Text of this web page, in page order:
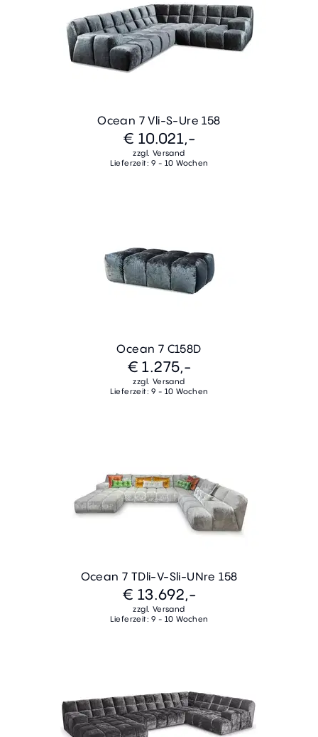
Ocean 7 Vli-S-Ure 158
€ 10.021,-
zzgl. Versand
Lieferzeit: 9 - 10 Wochen
Ocean 7 C158D
€ 1.275,-
zzgl. Versand
Lieferzeit: 9 - 10 Wochen
Ocean 7 TDli-V-Sli-UNre 158
€ 13.692,-
zzgl. Versand
Lieferzeit: 9 - 10 Wochen